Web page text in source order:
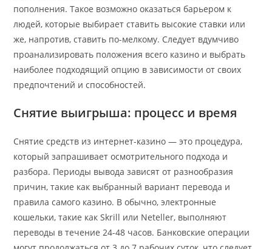
пополнения. Такое возможно оказаться барьером к
людей, которые выбирает ставить высокие ставки или
же, напротив, ставить по-мелкому. Следует вдумчиво
проанализировать положения всего казино и выбрать
наиболее подходящий опцию в зависимости от своих
предпочтений и способностей.
Снятие выигрыша: процесс и время
Снятие средств из интернет-казино — это процедура,
который запрашивает осмотрительного подхода и
разбора. Периоды вывода зависят от разнообразия
причин, такие как выбранный вариант перевода и
правила самого казино. В обычно, электронные
кошельки, такие как Skrill или Neteller, выполняют
переводы в течение 24-48 часов. Банковские операции